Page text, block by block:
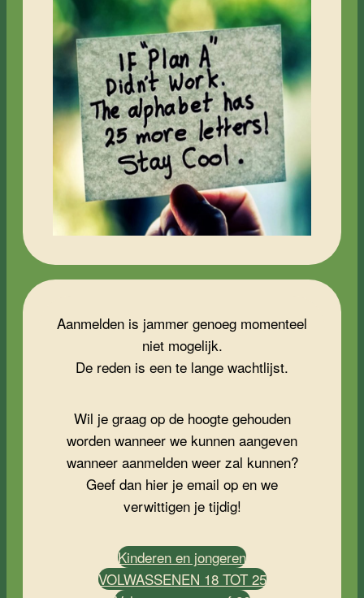
Aanmelden is jammer genoeg momenteel
niet mogelijk.
De reden is een te lange wachtlijst.
Wil je graag op de hoogte gehouden
worden wanneer we kunnen aangeven
wanneer aanmelden weer zal kunnen?
Geef dan hier je email op en we
verwittigen je tijdig!
Kinderen en jongeren
VOLWASSENEN 18 TOT 25